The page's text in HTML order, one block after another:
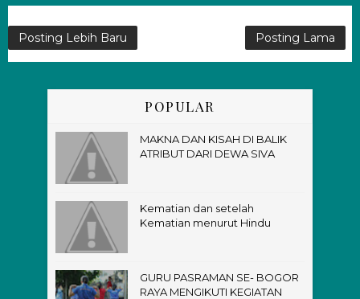
Posting Lebih Baru Posting Lama
POPULAR
MAKNA DAN KISAH DI BALIK
ATRIBUT DARI DEWA SIVA
Kematian dan setelah
Kematian menurut Hindu
GURU PASRAMAN SE- BOGOR
RAYA MENGIKUTI KEGIATAN